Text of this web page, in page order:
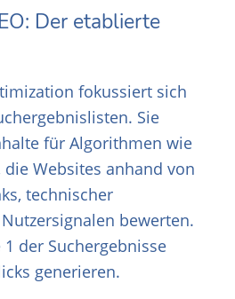
Der etablierte
fokussiert sich
Sie
für Algorithmen wie
die Websites anhand von
technischer
bewerten.
1 der Suchergebnisse
generieren.